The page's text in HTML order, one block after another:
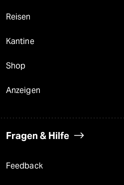
Reisen
Kantine
Shop
Anzeigen
Fragen & Hilfe
Feedback